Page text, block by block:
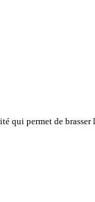
qui permet de